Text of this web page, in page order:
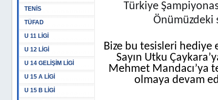
TENİS
TÜFAD
U 11 LİGİ
U 12 LİGİ
U 14 GELİŞİM LİGİ
U 15 A LİGİ
U 15 B LİGİ
Türkiye
Önümüzdeki
Bize bu tesisleri hediye
Sayın Utku
Mehmet Mandacı’ya
olmaya devam